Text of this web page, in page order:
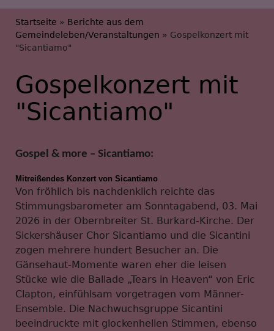
Breadcrumb
Startseite
Berichte aus dem
Gemeindeleben/Veranstaltungen
Gospelkonzert mit
"Sicantiamo"
Gospelkonzert mit
"Sicantiamo"
Gospel & more – Sicantiamo:
Mitreißendes Konzert von Sicantiamo
Von fröhlich bis nachdenklich reichte das
Stimmungsbarometer am Sonntagabend, 03. Mai
2026 in der Obernbreiter St. Burkard-Kirche. Der
Sickershäuser Chor Sicantiamo und die Sicantini
zogen mehrere hundert Besucher an. Die
Gänsehaut-Momente waren eher die leisen
Stücke wie die Ballade „Tears in Heaven“ von Eric
Clapton, einfühlsam vorgetragen vom Männer-
Ensemble. Die Nachwuchsgruppe Sicantini
beeindruckte mit glockenhellen Stimmen, ebenso